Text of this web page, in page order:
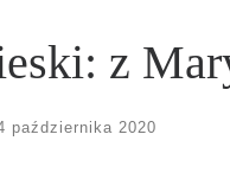
z
października 2020